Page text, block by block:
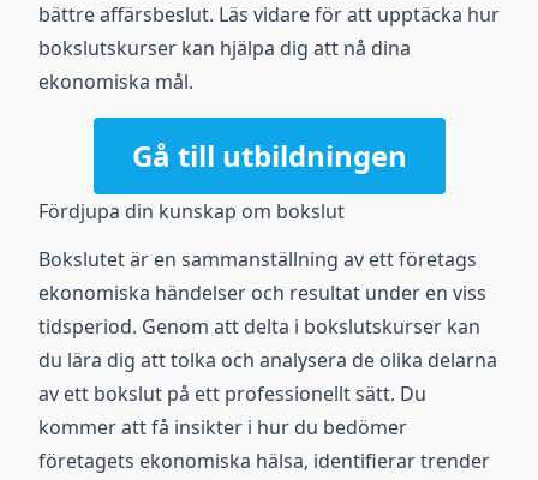
bättre affärsbeslut. Läs vidare för att upptäcka hur
bokslutskurser kan hjälpa dig att nå dina
ekonomiska mål.
Gå till utbildningen
Fördjupa din kunskap om bokslut
Bokslutet är en sammanställning av ett företags
ekonomiska händelser och resultat under en viss
tidsperiod. Genom att delta i bokslutskurser kan
du lära dig att tolka och analysera de olika delarna
av ett bokslut på ett professionellt sätt. Du
kommer att få insikter i hur du bedömer
företagets ekonomiska hälsa, identifierar trender